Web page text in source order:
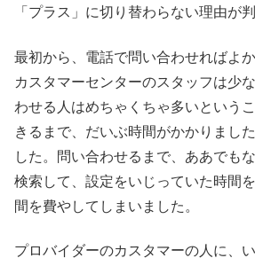
「プラス」に切り替わらない理由が
最初から、電話で問い合わせればよ
カスタマーセンターのスタッフは少
わせる人はめちゃくちゃ多いという
きるまで、だいぶ時間がかかりまし
した。問い合わせるまで、ああでも
検索して、設定をいじっていた時間
間を費やしてしまいました。
プロバイダーのカスタマーの人に、